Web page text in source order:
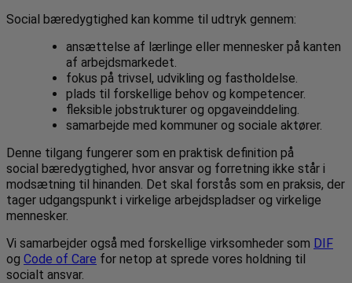
Social bæredygtighed kan komme til udtryk gennem:
ansættelse af lærlinge eller mennesker på kanten
af arbejdsmarkedet.
fokus på trivsel, udvikling og fastholdelse.
plads til forskellige behov og kompetencer.
fleksible jobstrukturer og opgaveinddeling.
samarbejde med kommuner og sociale aktører.
Denne tilgang fungerer som en praktisk definition på
social bæredygtighed, hvor ansvar og forretning ikke står i
modsætning til hinanden. Det skal forstås som en praksis, der
tager udgangspunkt i virkelige arbejdspladser og virkelige
mennesker.
Vi samarbejder også med forskellige virksomheder som DIF
og Code of Care for netop at sprede vores holdning til
socialt ansvar.